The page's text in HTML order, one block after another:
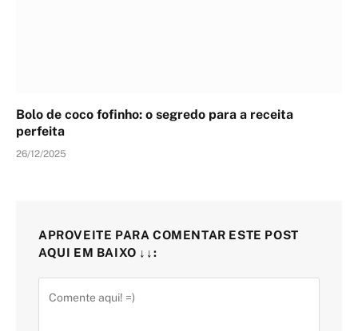
Bolo de coco fofinho: o segredo para a receita
perfeita
26/12/2025
APROVEITE PARA COMENTAR ESTE POST
AQUI EM BAIXO ↓↓: